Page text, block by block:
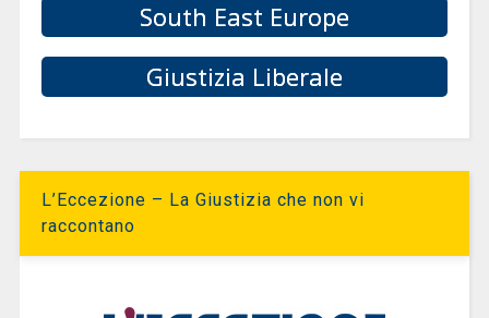
South East Europe
Giustizia Liberale
L’Eccezione – La Giustizia che non vi
raccontano